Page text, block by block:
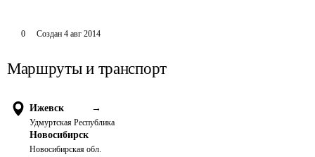
0 Создан 4 авг 2014
Маршруты и транспорт
Ижевск →
Удмуртская Республика
Новосибирск
Новосибирская обл.